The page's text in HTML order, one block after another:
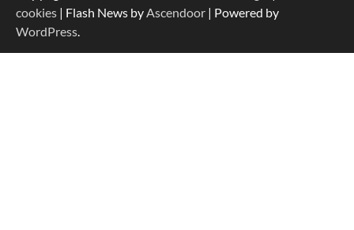
cookies | Flash News by Ascendoor | Powered by
WordPress